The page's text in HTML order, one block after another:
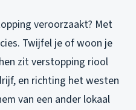
veroorzaakt? Met
Twijfel je of woon je
zitverstopping riool
en richting het westen
van een ander lokaal